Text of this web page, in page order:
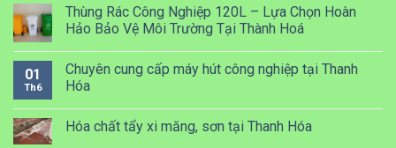
Thùng Rác Công Nghiệp 120L – Lựa Chọn Hoàn
Hảo Bảo Vệ Môi Trường Tại Thành Hoá
01
Th6
Chuyên cung cấp máy hút công nghiệp tại Thanh
Hóa
Hóa chất tẩy xi măng, sơn tại Thanh Hóa